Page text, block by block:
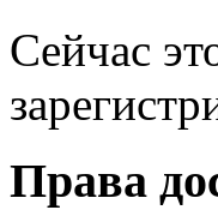
Сейчас
Права